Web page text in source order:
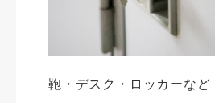
鞄・デスク・ロッカーなど